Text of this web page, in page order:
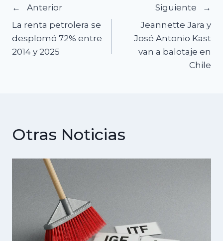
Navegación
de
entradas
Anterior
La renta petrolera se
desplomó 72% entre
2014 y 2025
Siguiente
Jeannette Jara y
José Antonio Kast
van a balotaje en
Chile
Otras Noticias